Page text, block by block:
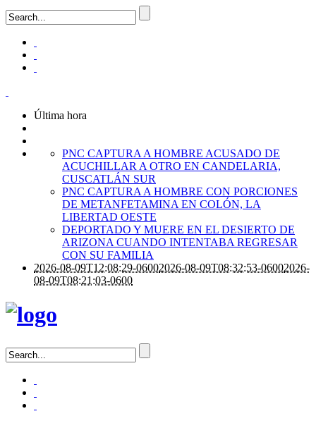
Última hora
PNC CAPTURA A HOMBRE ACUSADO DE
ACUCHILLAR A OTRO EN CANDELARIA,
CUSCATLÁN SUR
PNC CAPTURA A HOMBRE CON PORCIONES
DE METANFETAMINA EN COLÓN, LA
LIBERTAD OESTE
DEPORTADO Y MUERE EN EL DESIERTO DE
ARIZONA CUANDO INTENTABA REGRESAR
CON SU FAMILIA
2026-08-09T12:08:29-06002026-08-09T08:32:53-06002026-
08-09T08:21:03-0600